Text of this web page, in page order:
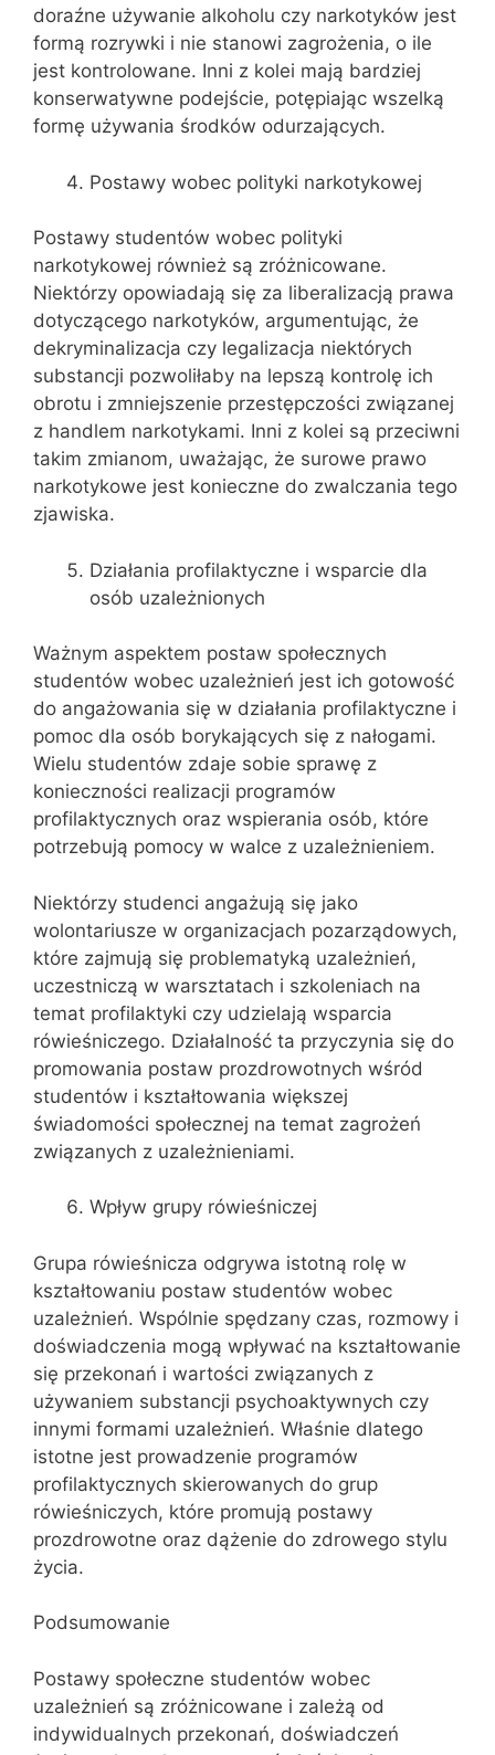
doraźne używanie alkoholu czy narkotyków jest
formą rozrywki i nie stanowi zagrożenia, o ile
jest kontrolowane. Inni z kolei mają bardziej
konserwatywne podejście, potępiając wszelką
formę używania środków odurzających.
Postawy wobec polityki narkotykowej
Postawy studentów wobec polityki
narkotykowej również są zróżnicowane.
Niektórzy opowiadają się za liberalizacją prawa
dotyczącego narkotyków, argumentując, że
dekryminalizacja czy legalizacja niektórych
substancji pozwoliłaby na lepszą kontrolę ich
obrotu i zmniejszenie przestępczości związanej
z handlem narkotykami. Inni z kolei są przeciwni
takim zmianom, uważając, że surowe prawo
narkotykowe jest konieczne do zwalczania tego
zjawiska.
Działania profilaktyczne i wsparcie dla
osób uzależnionych
Ważnym aspektem postaw społecznych
studentów wobec uzależnień jest ich gotowość
do angażowania się w działania profilaktyczne i
pomoc dla osób borykających się z nałogami.
Wielu studentów zdaje sobie sprawę z
konieczności realizacji programów
profilaktycznych oraz wspierania osób, które
potrzebują pomocy w walce z uzależnieniem.
Niektórzy studenci angażują się jako
wolontariusze w organizacjach pozarządowych,
które zajmują się problematyką uzależnień,
uczestniczą w warsztatach i szkoleniach na
temat profilaktyki czy udzielają wsparcia
rówieśniczego. Działalność ta przyczynia się do
promowania postaw prozdrowotnych wśród
studentów i kształtowania większej
świadomości społecznej na temat zagrożeń
związanych z uzależnieniami.
Wpływ grupy rówieśniczej
Grupa rówieśnicza odgrywa istotną rolę w
kształtowaniu postaw studentów wobec
uzależnień. Wspólnie spędzany czas, rozmowy i
doświadczenia mogą wpływać na kształtowanie
się przekonań i wartości związanych z
używaniem substancji psychoaktywnych czy
innymi formami uzależnień. Właśnie dlatego
istotne jest prowadzenie programów
profilaktycznych skierowanych do grup
rówieśniczych, które promują postawy
prozdrowotne oraz dążenie do zdrowego stylu
życia.
Podsumowanie
Postawy społeczne studentów wobec
uzależnień są zróżnicowane i zależą od
indywidualnych przekonań, doświadczeń